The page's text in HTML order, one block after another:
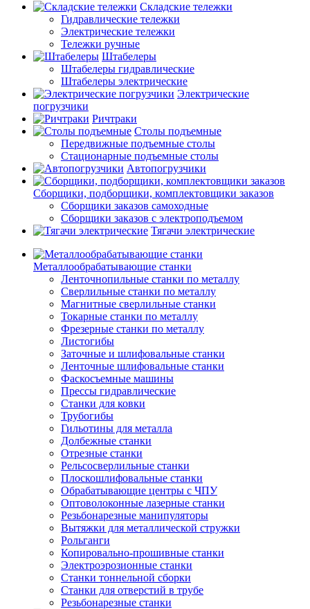
Складские тележки
Гидравлические тележки
Электрические тележки
Тележки ручные
Штабелеры
Штабелеры гидравлические
Штабелеры электрические
Электрические
погрузчики
Ричтраки
Столы подъемные
Передвижные подъемные столы
Стационарные подъемные столы
Автопогрузчики
Сборщики, подборщики, комплектовщики заказов
Сборщики заказов самоходные
Сборщики заказов с электроподъемом
Тягачи электрические
Металлообрабатывающие станки
Ленточнопильные станки по металлу
Сверлильные станки по металлу
Магнитные сверлильные станки
Токарные станки по металлу
Фрезерные станки по металлу
Листогибы
Заточные и шлифовальные станки
Ленточные шлифовальные станки
Фаскосъемные машины
Прессы гидравлические
Станки для ковки
Трубогибы
Гильотины для металла
Долбежные станки
Отрезные станки
Рельсосверлильные станки
Плоскошлифовальные станки
Обрабатывающие центры с ЧПУ
Оптоволоконные лазерные станки
Резьбонарезные манипуляторы
Вытяжки для металлической стружки
Рольганги
Копировально-прошивные станки
Электроэрозионные станки
Станки тоннельной сборки
Станки для отверстий в трубе
Резьбонарезные станки